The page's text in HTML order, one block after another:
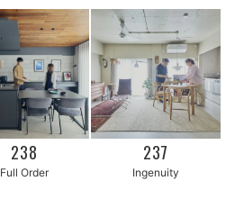
238
Full Order
237
Ingenuity